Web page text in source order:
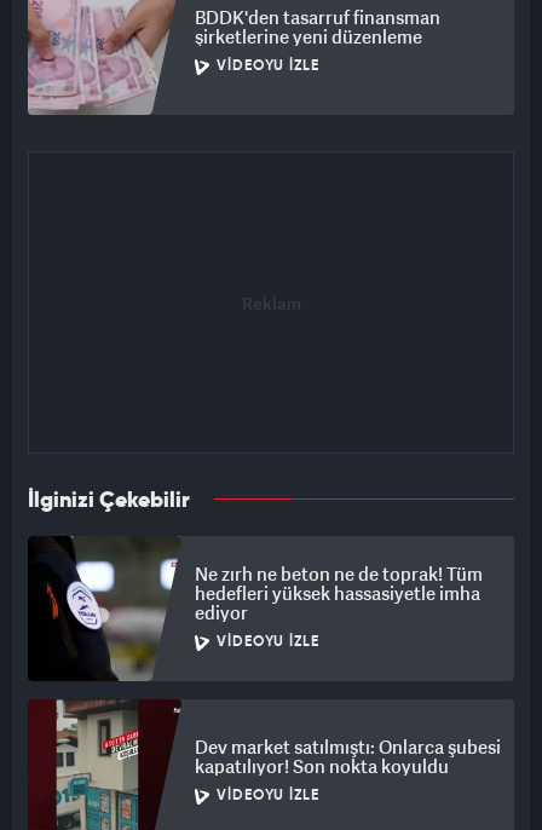
BDDK'den tasarruf finansman
şirketlerine yeni düzenleme
VIDEOYU İZLE
İlginizi Çekebilir
Ne zırh ne beton ne de toprak! Tüm
hedefleri yüksek hassasiyetle imha
ediyor
VIDEOYU İZLE
Dev market satılmıştı: Onlarca şubesi
kapatılıyor! Son nokta koyuldu
VIDEOYU İZLE